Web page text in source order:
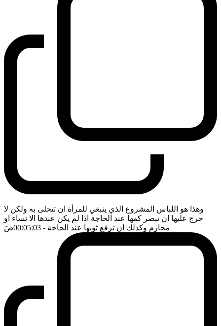
وهذا هو اللباس المشروع الذي ينبغي للمرأة ان تتحلى به ولكن لا
حرج عليها ان تبصر كمها عند الحاجة اذا لم يكن عندها الا نساء او
محارم وكذلك ان ترفع ثوبها عند الحاجة - 00:05:03 ضَ